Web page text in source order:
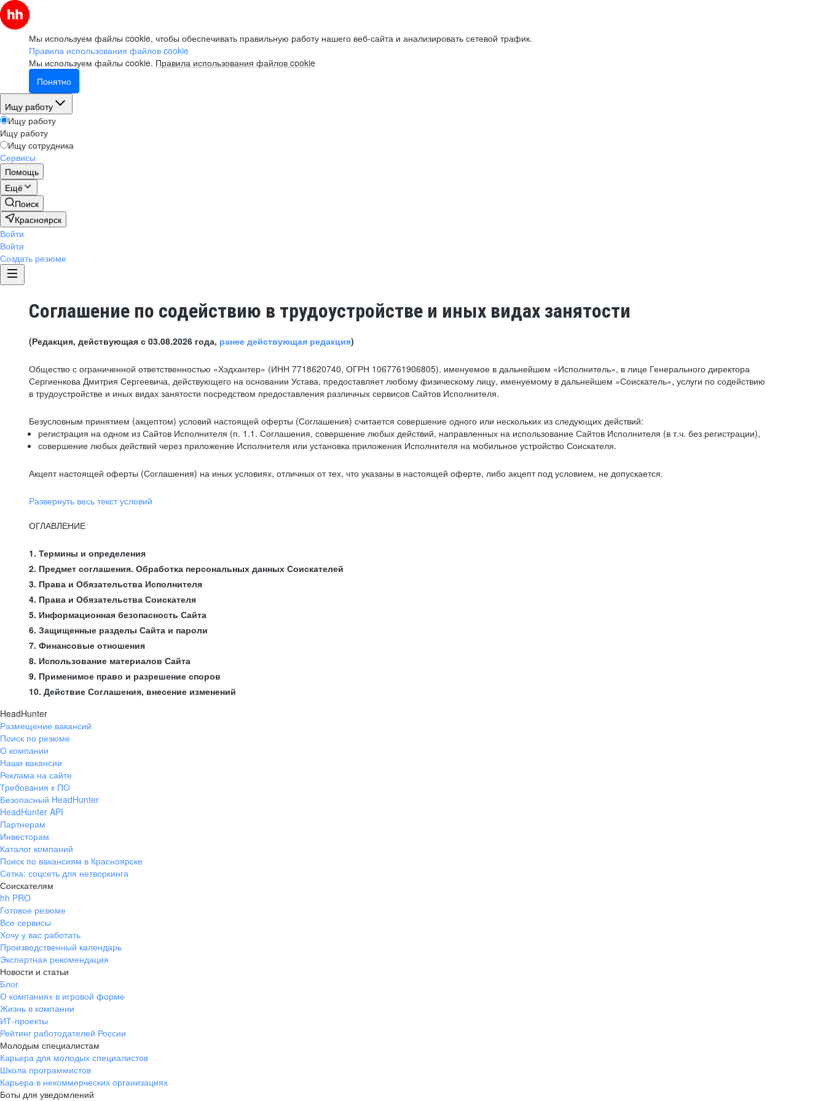
Мы используем файлы cookie, чтобы обеспечивать правильную работу нашего веб-сайта и анализировать сетевой трафик.
Правила использования файлов cookie
Мы используем файлы cookie. Правила использования файлов cookie
Понятно
Ищу работу
Ищу работу
Ищу работу
Ищу сотрудника
Сервисы
Помощь
Ещё
Поиск
Красноярск
Войти
Войти
Создать резюме
Соглашение по содействию в трудоустройстве и иных видах занятости
(Редакция, действующая с 03.08.2026 года, ранее действующая редакция)
Общество с ограниченной ответственностью «Хэдхантер» (ИНН 7718620740, ОГРН 1067761906805), именуемое в дальнейшем «Исполнитель», в лице Генерального директора
Сергиенкова Дмитрия Сергеевича, действующего на основании Устава, предоставляет любому физическому лицу, именуемому в дальнейшем «Соискатель», услуги по содействию
в трудоустройстве и иных видах занятости посредством предоставления различных сервисов Сайтов Исполнителя.
Безусловным принятием (акцептом) условий настоящей оферты (Соглашения) считается совершение одного или нескольких из следующих действий:
регистрация на одном из Сайтов Исполнителя (п. 1.1. Соглашения, совершение любых действий, направленных на использование Сайтов Исполнителя (в т.ч. без регистрации),
совершение любых действий через приложение Исполнителя или установка приложения Исполнителя на мобильное устройство Соискателя.
Акцепт настоящей оферты (Соглашения) на иных условиях, отличных от тех, что указаны в настоящей оферте, либо акцепт под условием, не допускается.
Развернуть весь текст условий
ОГЛАВЛЕНИЕ
1. Термины и определения
2. Предмет соглашения. Обработка персональных данных Соискателей
3. Права и Обязательства Исполнителя
4. Права и Обязательства Соискателя
5. Информационная безопасность Сайта
6. Защищенные разделы Сайта и пароли
7. Финансовые отношения
8. Использование материалов Сайта
9. Применимое право и разрешение споров
10. Действие Соглашения, внесение изменений
HeadHunter
Размещение вакансий
Поиск по резюме
О компании
Наши вакансии
Реклама на сайте
Требования к ПО
Безопасный HeadHunter
HeadHunter API
Партнерам
Инвесторам
Каталог компаний
Поиск по вакансиям в Красноярске
Сетка: соцсеть для нетворкинга
Соискателям
hh PRO
Готовое резюме
Все сервисы
Хочу у вас работать
Производственный календарь
Экспертная рекомендация
Новости и статьи
Блог
О компаниях в игровой форме
Жизнь в компании
ИТ-проекты
Рейтинг работодателей России
Молодым специалистам
Карьера для молодых специалистов
Школа программистов
Карьера в некоммерческих организациях
Боты для уведомлений